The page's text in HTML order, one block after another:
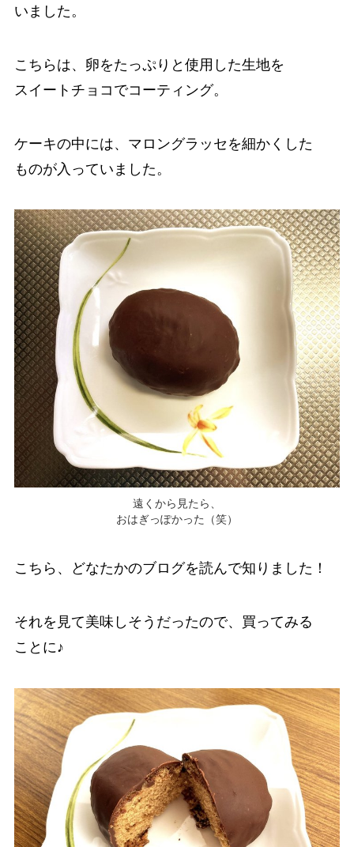
いました。
こちらは、卵をたっぷりと使用した生地を
スイートチョコでコーティング。
ケーキの中には、マロングラッセを細かくした
ものが入っていました。
遠くから見たら、
おはぎっぽかった（笑）
こちら、どなたかのブログを読んで知りました！
それを見て美味しそうだったので、買ってみる
ことに♪